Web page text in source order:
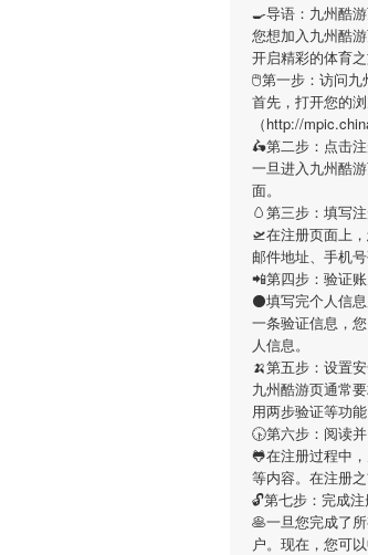
🍳导语： 九州酷
您想加入 九州酷
开启精彩的体育之
🖱第一步：访问九
首先，打开您的
（http://
🛵第二步：点击
一旦进入 九州酷
面。
🥚第三步：填写
🛫在注册页面上
邮件地址、手机
📲第四步：验证
⚫填写完个人信
一条验证信息，
人信息。
🍌第五步：设置
九州酷游页通常
用两步验证等功
🕟第六步：阅读
🐸在注册过程中，
等内容。在注册
🔓第七步：完成
🥞一旦您完成了
户。现在，您可